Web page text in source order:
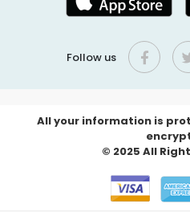
Follow us
All your information is
© 2025 All